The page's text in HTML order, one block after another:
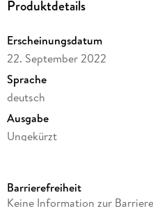
Produktdetails
Erscheinungsdatum
22. September 2022
Sprache
deutsch
Ausgabe
Ungekürzt
Laufzeit
Barrierefreiheit
Keine Information zur